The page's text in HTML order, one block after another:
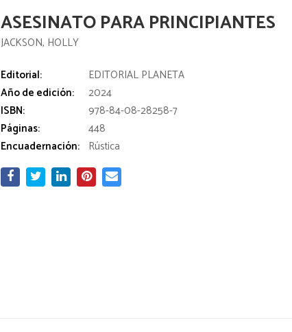
ASESINATO PARA PRINCIPIANTES
JACKSON, HOLLY
Editorial:
EDITORIAL PLANETA
Año de edición:
2024
ISBN:
978-84-08-28258-7
Páginas:
448
Encuadernación: Rústica